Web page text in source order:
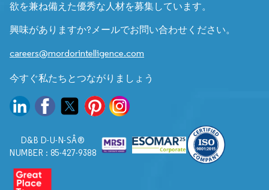
欲を兼ね備えた優秀な人材を募集しています。
興味がありますか?メールでお問い合わせください。
careers@mordorintelligence.com
今すぐ私たちとつながりましょう
D&B D-U-N-SÂ®
NUMBER : 85-427-9388